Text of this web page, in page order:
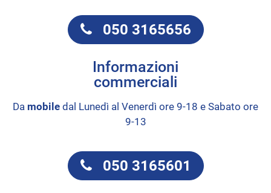
050 3165656
Informazioni
commerciali
Da mobile dal Lunedì al Venerdì ore 9-18 e Sabato ore
9-13
050 3165601